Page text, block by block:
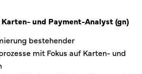
Karten- und Payment-Analyst (gn)
bestehender
mit Fokus auf Karten- und